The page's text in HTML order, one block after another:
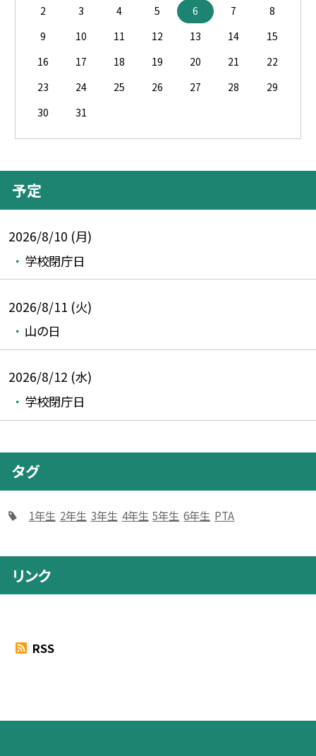
2
3 4 5 6 7
8
9
10 11 12 13 14
15
16
17 18 19 20 21
22
23
24 25 26 27 28
29
30
31
予定
2026/8/10 (月)
学校閉庁日
2026/8/11 (火)
山の日
2026/8/12 (水)
学校閉庁日
タグ
1年生 2年生 3年生 4年生 5年生 6年生 PTA
リンク
RSS